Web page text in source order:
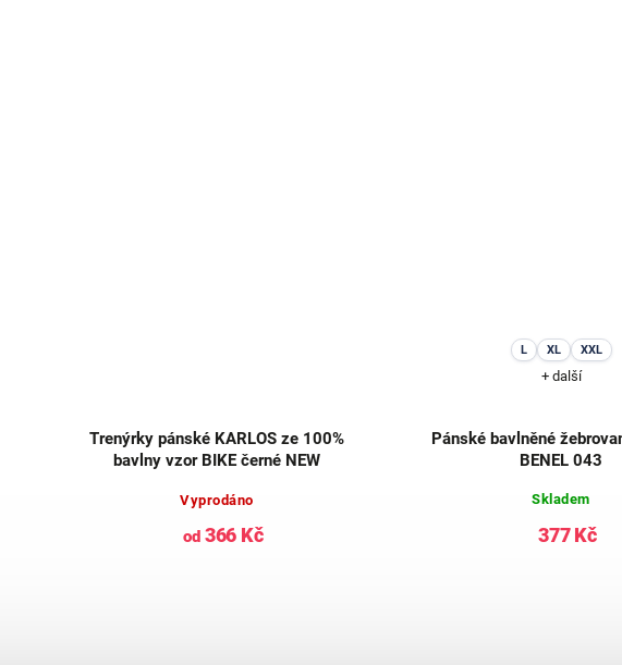
Trenýrky pánské KARLOS ze 100%
bavlny vzor BIKE černé NEW
Vyprodáno
od366 Kč
L XL XXL
+ další
Pánské bavlněné
BENEL 043
Skladem
377 Kč